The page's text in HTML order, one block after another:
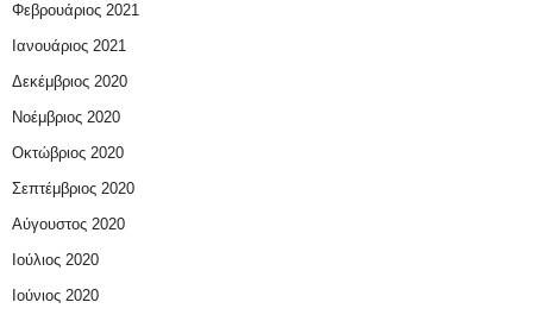
Φεβρουάριος 2021
Ιανουάριος 2021
Δεκέμβριος 2020
Νοέμβριος 2020
Οκτώβριος 2020
Σεπτέμβριος 2020
Αύγουστος 2020
Ιούλιος 2020
Ιούνιος 2020